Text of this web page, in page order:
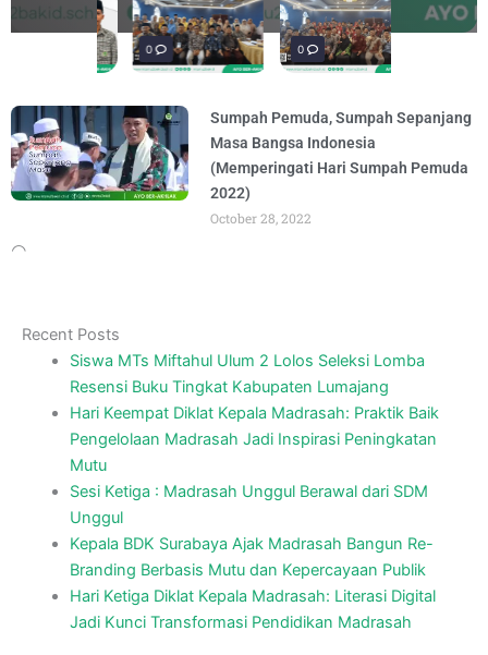
penguatan materi "Re-Branding
ADMIN AUGUST 5, 2026
materi Literasi Digital yang
ADMIN AUGUST 5, 2026
Madrasah" padaAUGUST 4, 2026
KeagamaanAUGUST 3, 2026
penguatan materi bertajuk "Praktik Baik
ADMIN AUGUST 6, 2026
penguatan materi "Re-Branding
ADMIN AUGUST 5, 2026
0
Sumpah Pemuda, Sumpah Sepanjang
Masa Bangsa Indonesia
(Memperingati Hari Sumpah Pemuda
2022)
October 28, 2022
Recent Posts
Siswa MTs Miftahul Ulum 2 Lolos Seleksi Lomba
Resensi Buku Tingkat Kabupaten Lumajang
Hari Keempat Diklat Kepala Madrasah: Praktik Baik
Pengelolaan Madrasah Jadi Inspirasi Peningkatan
Mutu
Sesi Ketiga : Madrasah Unggul Berawal dari SDM
Unggul
Kepala BDK Surabaya Ajak Madrasah Bangun Re-
Branding Berbasis Mutu dan Kepercayaan Publik
Hari Ketiga Diklat Kepala Madrasah: Literasi Digital
Jadi Kunci Transformasi Pendidikan Madrasah